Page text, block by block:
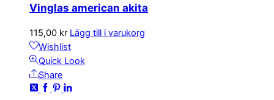
Vinglas american akita
115,00 kr Lägg till i varukorg
Wishlist
Quick Look
Share